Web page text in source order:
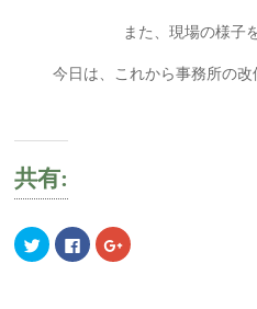
また、現場の様子
今日は、これから事務所の
共有:
ク
リ
Facebook
で
ク
リ